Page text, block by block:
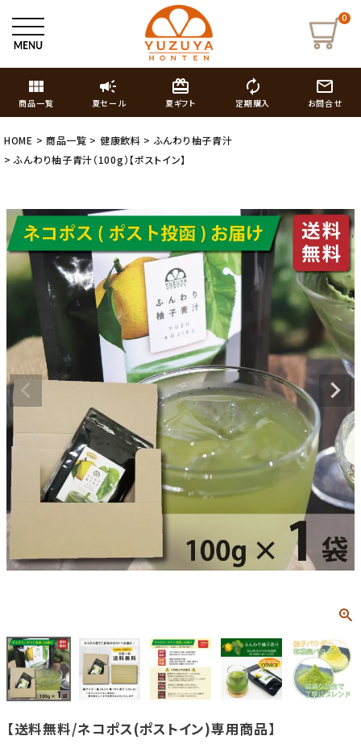
0
view_module
商品一覧
campaign
夏セール
card_giftcard
夏ギフト
autorenew
定期購入
mail_outline
お問合せ
HOME 商品一覧 健康飲料
ふんわり柚子青汁
ふんわり柚子青汁（100g）【ポストイン】
【送料無料/ネコポス(ポストイン)専用商品】